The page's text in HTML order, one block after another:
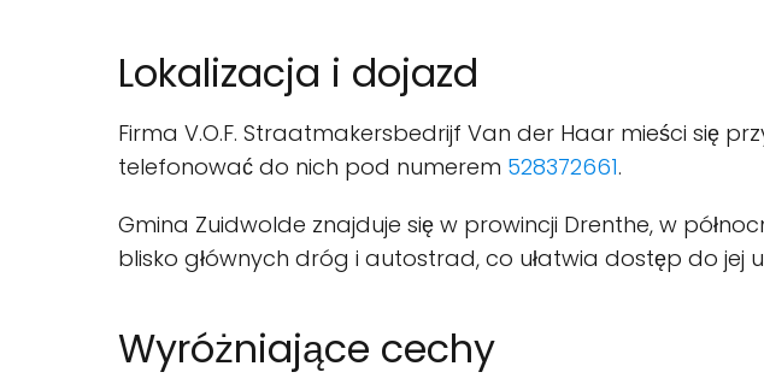
Lokalizacja i dojazd
Firma V.O.F. Straatmakersbedrijf Van der Haar mieści się
telefonować do nich pod numerem 528372661.
Gmina Zuidwolde znajduje się w prowincji Drenthe, w
blisko głównych dróg i autostrad, co ułatwia dostęp do jej
Wyróżniające cechy